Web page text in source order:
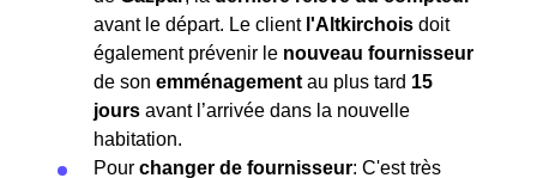
avant le départ. Le client l'Altkirchois doit
également prévenir le nouveau fournisseur
de son emménagement au plus tard 15
jours avant l’arrivée dans la nouvelle
habitation.
Pour changer de fournisseur: C'est très